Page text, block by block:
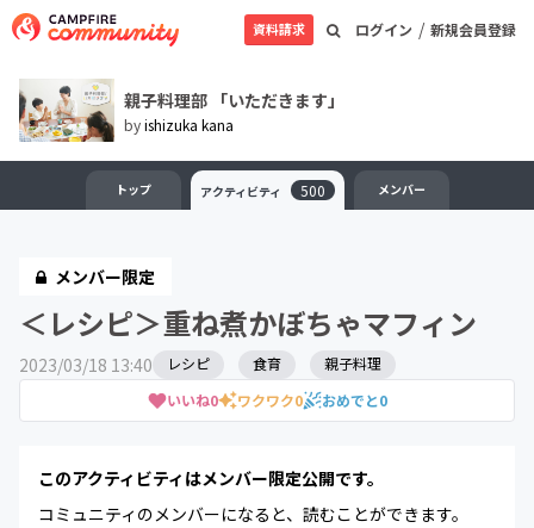
ログイン / 新規会員登録
資料請求
親子料理部 「いただきます」
byishizuka kana
トップ アクティビティ 500 メンバー
メンバー限定
＜レシピ＞重ね煮かぼちゃマフィン
2023/03/18 13:40
いいね0 ワクワク0 おめでと0
レシピ 食育 親子料理
このアクティビティはメンバー限定公開です。
コミュニティのメンバーになると、読むことができます。